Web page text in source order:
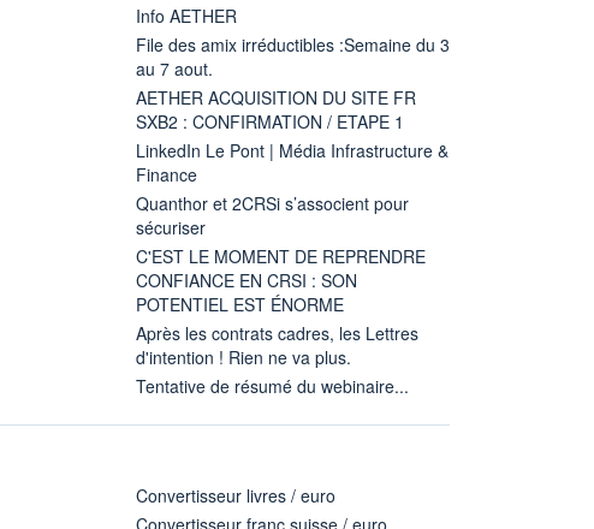
Info AETHER
File des amix irréductibles :Semaine du 3
au 7 aout.
AETHER ACQUISITION DU SITE FR
SXB2 : CONFIRMATION / ETAPE 1
LinkedIn Le Pont | Média Infrastructure &
Finance
Quanthor et 2CRSi s’associent pour
sécuriser
C'EST LE MOMENT DE REPRENDRE
CONFIANCE EN CRSI : SON
POTENTIEL EST ÉNORME
Après les contrats cadres, les Lettres
d'intention ! Rien ne va plus.
Tentative de résumé du webinaire...
Convertisseur livres / euro
Convertisseur franc suisse / euro